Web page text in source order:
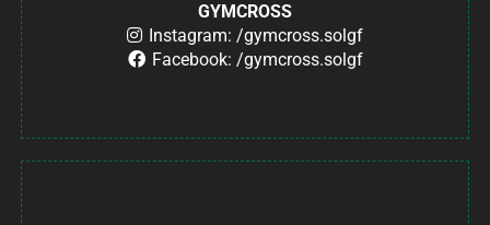
GYMCROSS
Instagram: /gymcross.solgf
Facebook: /gymcross.solgf